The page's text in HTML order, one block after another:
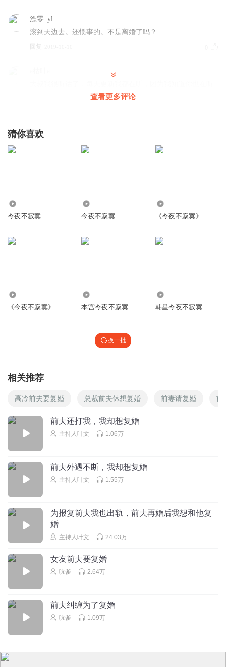
漂零_yl
滚到天边去。还惯事的。不是离婚了吗？
回复
a枯叶a
大叔我很听话了，每天更新我都在听，因为我知道你也在听
查看更多评论
猜你喜欢
今夜不寂寞 今夜不寂寞 《今夜不寂寞》
《今夜不寂寞》 本宫今夜不寂寞 韩星今夜不寂寞
换一批
相关推荐
高冷前夫要复婚 总裁前夫休想复婚 前妻请复婚 前
前夫还打我，我却想复婚
主持人叶文 1.06万
前夫外遇不断，我却想复婚
主持人叶文 1.55万
为报复前夫我也出轨，前夫再婚后我想和他复
婚
主持人叶文 24.03万
女友前夫要复婚
吭爹 2.64万
前夫纠缠为了复婚
吭爹 1.09万